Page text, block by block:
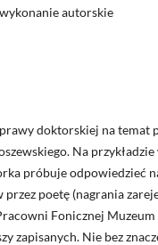
autorskie
doktorskiej na temat
Na
próbuje odpowiedzieć
poetę (nagrania
Fonicznej
zapisanych. Nie bez